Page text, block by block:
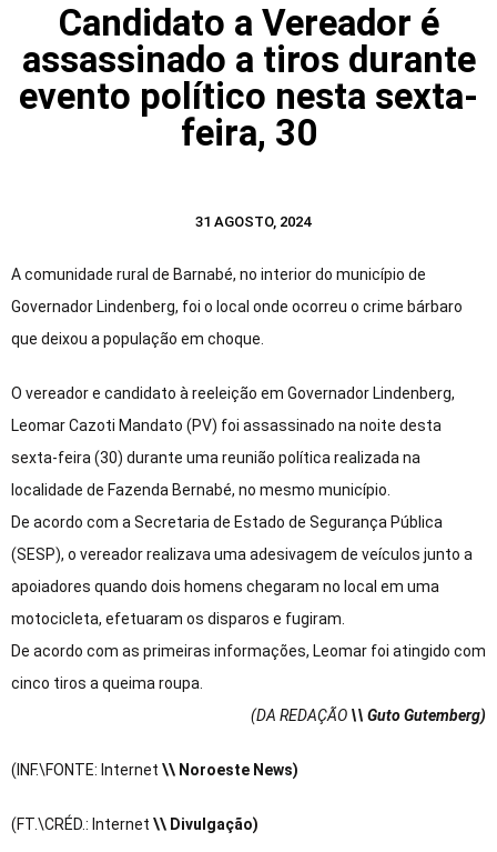
Candidato a Vereador é
assassinado a tiros durante
evento político nesta sexta-
feira, 30
31 AGOSTO, 2024
A comunidade rural de Barnabé, no interior do município de
Governador Lindenberg, foi o local onde ocorreu o crime bárbaro
que deixou a população em choque.
O vereador e candidato à reeleição em Governador Lindenberg,
Leomar Cazoti Mandato (PV) foi assassinado na noite desta
sexta-feira (30) durante uma reunião política realizada na
localidade de Fazenda Bernabé, no mesmo município.
De acordo com a Secretaria de Estado de Segurança Pública
(SESP), o vereador realizava uma adesivagem de veículos junto a
apoiadores quando dois homens chegaram no local em uma
motocicleta, efetuaram os disparos e fugiram.
De acordo com as primeiras informações, Leomar foi atingido com
cinco tiros a queima roupa.
(DA REDAÇÃO \\ Guto Gutemberg)
(INF.\FONTE: Internet \\ Noroeste News)
(FT.\CRÉD.: Internet \\ Divulgação)